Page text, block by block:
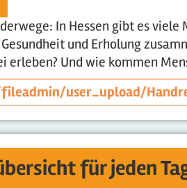
In Hessen gibt es
und Erholung
erleben? Und wie kommen
user_upload/
für jeden